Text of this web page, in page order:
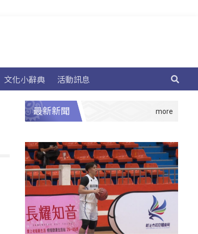
文化小辭典 活動訊息
最新新聞